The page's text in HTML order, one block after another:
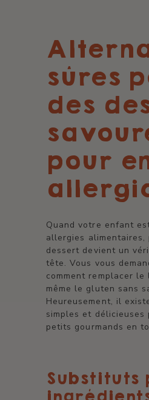
sûres
des
pour
Quand votre enfant
allergies alimentaires,
dessert devient un
tête. Vous vous
comment remplacer
même le gluten sans
Heureusement, il
simples et délicieuses
petits gourmands en
Substituts